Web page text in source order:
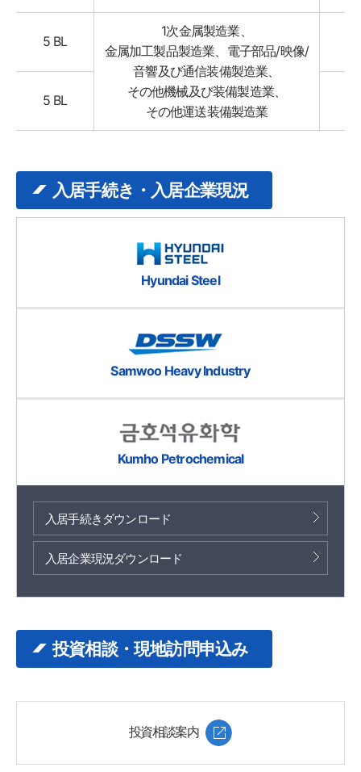
5 BL
1次金属製造業、
金属加工製品製造業、電子部品/映像/
音響及び通信装備製造業、
その他機械及び装備製造業、
その他運送装備製造業
5 BL
入居手続き・入居企業現況
Hyundai Steel
Samwoo Heavy Industry
Kumho Petrochemical
入居手続きダウンロード
入居企業現況ダウンロード
投資相談・現地訪問申込み
投資相談案内